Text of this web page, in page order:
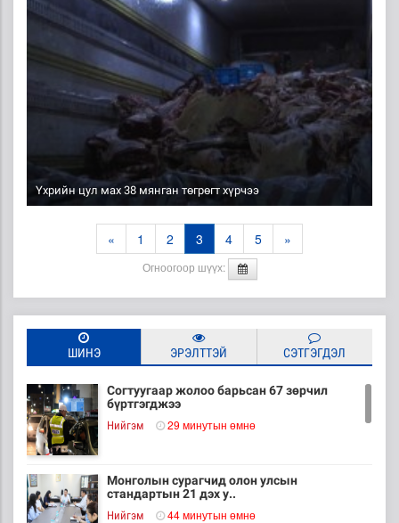
Үхрийн цул мах 38 мянган төгрөгт хүрчээ
« 1 2 3 4 5 »
Огноогоор шүүх:
ШИНЭ ЭРЭЛТТЭЙ СЭТГЭГДЭЛ
Согтуугаар жолоо барьсан 67 зөрчил
бүртгэгджээ
Нийгэм 29 минутын өмнө
Монголын сурагчид олон улсын
стандартын 21 дэх у..
Нийгэм 44 минутын өмнө